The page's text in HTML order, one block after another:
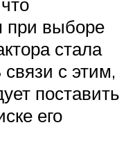
выборе
стала
с этим,
поставить
его